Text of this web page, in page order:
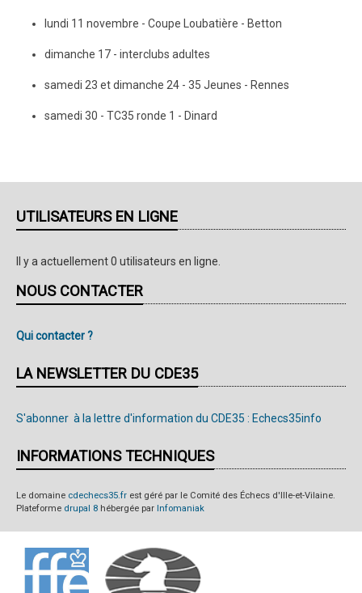
lundi 11 novembre - Coupe Loubatière - Betton
dimanche 17 - interclubs adultes
samedi 23 et dimanche 24 - 35 Jeunes - Rennes
samedi 30 - TC35 ronde 1 - Dinard
UTILISATEURS EN LIGNE
Il y a actuellement 0 utilisateurs en ligne.
NOUS CONTACTER
Qui contacter ?
LA NEWSLETTER DU CDE35
S'abonner à la lettre d'information du CDE35 : Echecs35info
INFORMATIONS TECHNIQUES
Le domaine cdechecs35.fr est géré par le Comité des Échecs d'Ille-et-Vilaine.
Plateforme drupal 8 hébergée par Infomaniak